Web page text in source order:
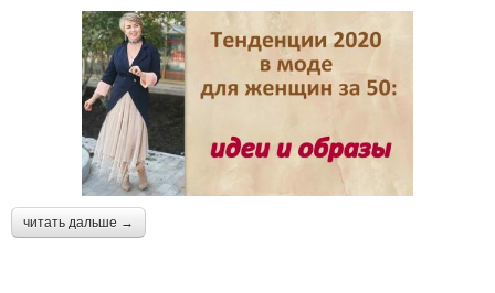
читать дальше →